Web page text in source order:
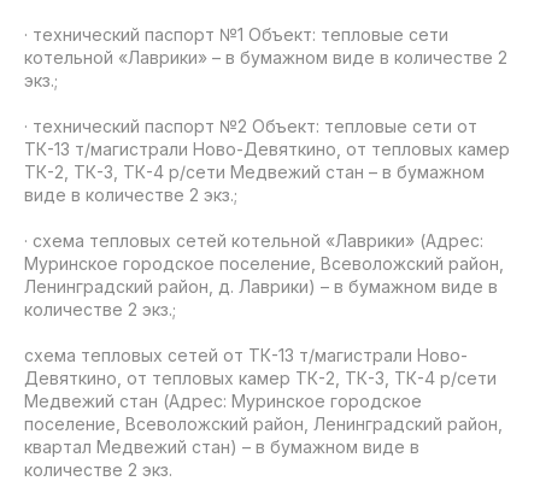
· технический паспорт №1 Объект: тепловые сети
котельной «Лаврики» – в бумажном виде в количестве 2
экз.;
· технический паспорт №2 Объект: тепловые сети от
ТК-13 т/магистрали Ново-Девяткино, от тепловых камер
ТК-2, ТК-3, ТК-4 р/сети Медвежий стан – в бумажном
виде в количестве 2 экз.;
· схема тепловых сетей котельной «Лаврики» (Адрес:
Муринское городское поселение, Всеволожский район,
Ленинградский район, д. Лаврики) – в бумажном виде в
количестве 2 экз.;
схема тепловых сетей от ТК-13 т/магистрали Ново-
Девяткино, от тепловых камер ТК-2, ТК-3, ТК-4 р/сети
Медвежий стан (Адрес: Муринское городское
поселение, Всеволожский район, Ленинградский район,
квартал Медвежий стан) – в бумажном виде в
количестве 2 экз.